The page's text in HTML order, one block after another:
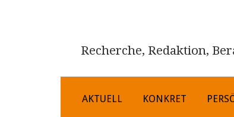
Recherche, Redaktion,
ZUM
AKTUELL KONKRET